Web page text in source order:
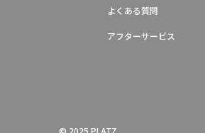
よくある質問
アフターサービス